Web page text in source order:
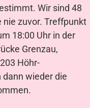
Wir sind 48
nie zuvor. Treffpunkt
18:00 Uhr in der
Grenzau,
Höhr-
dann wieder die